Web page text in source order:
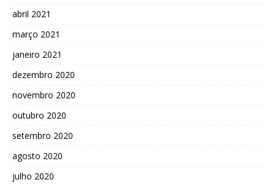
abril 2021
março 2021
janeiro 2021
dezembro 2020
novembro 2020
outubro 2020
setembro 2020
agosto 2020
julho 2020